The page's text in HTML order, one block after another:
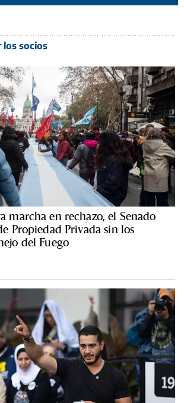
los socios
marcha en rechazo, el Senado
Propiedad Privada sin los
del Fuego